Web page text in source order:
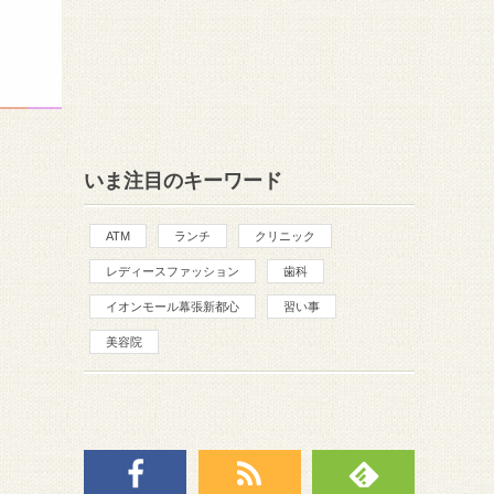
いま注目のキーワード
ATM ランチ クリニック
レディースファッション 歯科
イオンモール幕張新都心 習い事
美容院